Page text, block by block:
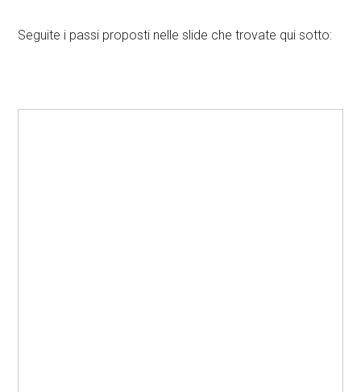
Seguite i passi proposti nelle slide che trovate qui sotto: